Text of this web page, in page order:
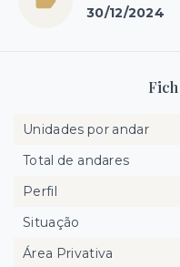
30/12/2024
Unidades por andar
Total de andares
Perfil
Situação
Área Privativa